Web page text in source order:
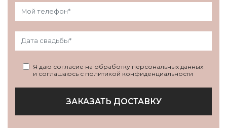
Я даю согласие на обработку персональных данных
и соглашаюсь с политикой конфиденциальности
ЗАКАЗАТЬ ДОСТАВКУ